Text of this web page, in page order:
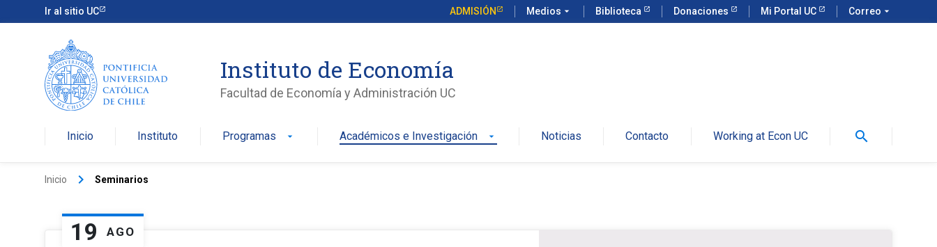
Ir al sitio UC ADMISIÓN Medios arrow_drop_down Biblioteca Donaciones Mi Portal UC Correo arrow_drop_down
Instituto de Economía
Facultad de Economía y Administración UC
Inicio Instituto Programas arrow_drop_down Académicos e Investigación arrow_drop_down Noticias Contacto Working at Econ UC search
Inicio keyboard_arrow_right Seminarios
19 AGO